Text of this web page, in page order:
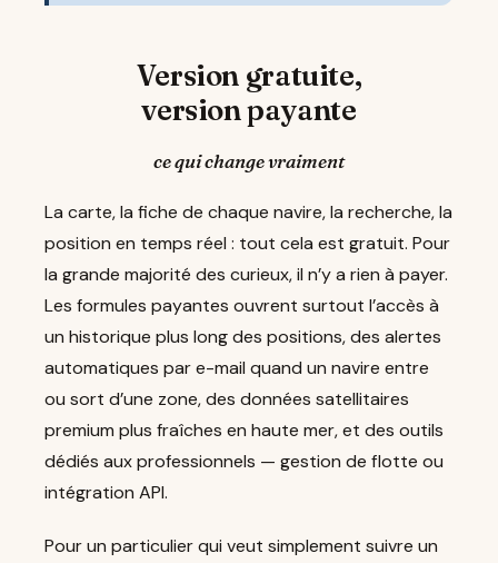
Version gratuite,
version payante
ce qui change vraiment
La carte, la fiche de chaque navire, la recherche, la
position en temps réel : tout cela est gratuit. Pour
la grande majorité des curieux, il n’y a rien à payer.
Les formules payantes ouvrent surtout l’accès à
un historique plus long des positions, des alertes
automatiques par e-mail quand un navire entre
ou sort d’une zone, des données satellitaires
premium plus fraîches en haute mer, et des outils
dédiés aux professionnels — gestion de flotte ou
intégration API.
Pour un particulier qui veut simplement suivre un